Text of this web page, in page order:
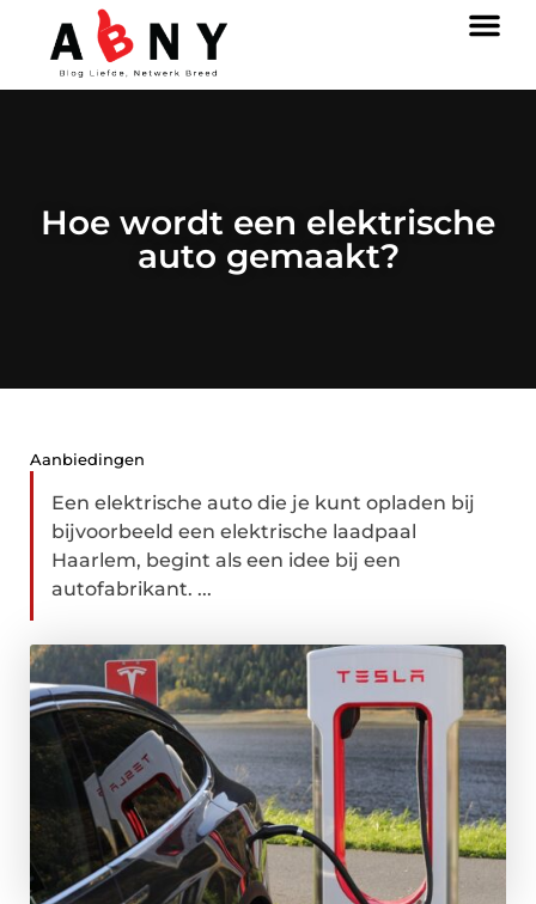
Hoe wordt een elektrische
auto gemaakt?
Aanbiedingen
Een elektrische auto die je kunt opladen bij
bijvoorbeeld een elektrische laadpaal
Haarlem, begint als een idee bij een
autofabrikant. ...